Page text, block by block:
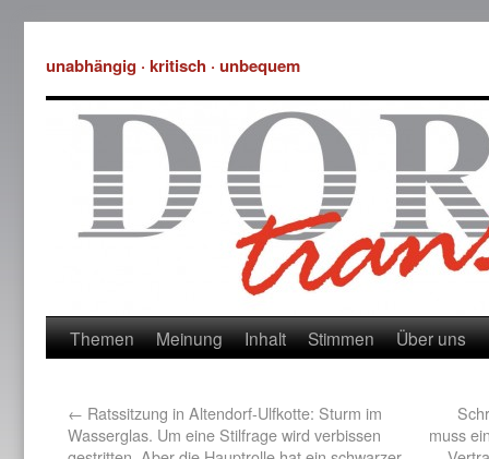
unabhängig · kritisch · unbequem
Themen Meinung Inhalt Stimmen Über uns
← Ratssitzung in Altendorf-Ulfkotte: Sturm im
Wasserglas. Um eine Stilfrage wird verbissen
muss